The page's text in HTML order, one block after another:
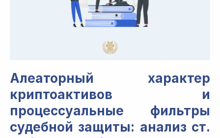
Алеаторный характер
криптоактивов и
процессуальные фильтры
судебной защиты: анализ ст.